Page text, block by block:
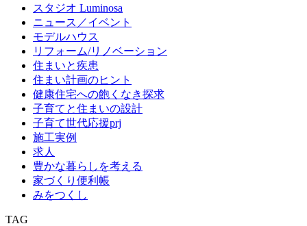
スタジオ Luminosa
ニュース／イベント
モデルハウス
リフォーム/リノベーション
住まいと疾患
住まい計画のヒント
健康住宅への飽くなき探求
子育てと住まいの設計
子育て世代応援prj
施工実例
求人
豊かな暮らしを考える
家づくり便利帳
みをつくし
TAG